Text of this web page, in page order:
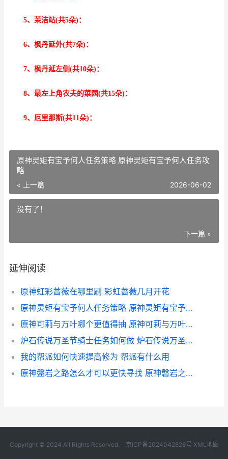
5、茉洁站(共5朵)：
6、枫丹延外(共7朵)：
7、枫丹延左侧(共10朵)：
8、最左上角农夫的菜园(共15朵)：
9、厄里那斯(共11朵)：
原神灵矩有宝予何人任务策略 原神灵矩有宝予何人任务攻
略
« 上一篇 2026-06-02
没有了！
下一篇 »
延伸阅读
原神虹彩蔷薇在哪里刷 彩虹蔷薇几月开花
原神灵矩有宝予何人任务策略 原神灵矩有宝予何人任务攻略
原神可莉与万叶哪个更值得抽 原神可莉与万叶谁强
炉石传说万圣节骑士任务如何做 炉石传说万圣节竞技场_1
我的帮派如何快速提高修为 帮派有什么用
原神盤岩之路怎么才可以更快寻找 原神磐岩之路攻略
Copyright © 2024 All Rights Reserved. 京ICP备2024042826号 XML地图